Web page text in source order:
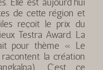
de cette région et
reçoit le prix du
Testra Award. La
pour thème « Le
la création
C’est ce